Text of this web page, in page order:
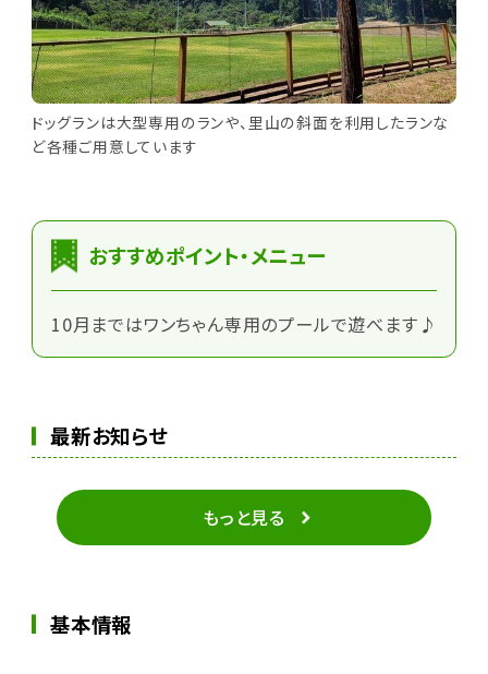
ドッグランは大型専用のランや、里山の斜面を利用したランな
ど各種ご用意しています
おすすめポイント・メニュー
10月まではワンちゃん専用のプールで遊べます♪
最新お知らせ
もっと見る
基本情報